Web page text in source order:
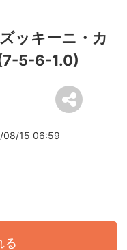
ッキーニ・カ
5-6-1.0)
08/15 06:59
る